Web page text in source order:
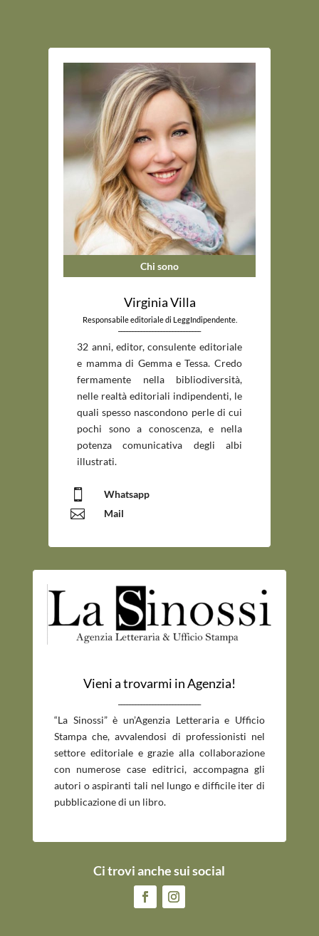
Chi sono
Virginia Villa
Responsabile editoriale di LeggIndipendente.
32 anni, editor, consulente editoriale
e mamma di Gemma e Tessa. Credo
fermamente nella bibliodiversità,
nelle realtà editoriali indipendenti, le
quali spesso nascondono perle di cui
pochi sono a conoscenza, e nella
potenza comunicativa degli albi
illustrati.
 Whatsapp
 Mail
Vieni a trovarmi in Agenzia!
“La Sinossi” è un’Agenzia Letteraria e Ufficio
Stampa che, avvalendosi di professionisti nel
settore editoriale e grazie alla collaborazione
con numerose case editrici, accompagna gli
autori o aspiranti tali nel lungo e difficile iter di
pubblicazione di un libro.
Ci trovi anche sui social